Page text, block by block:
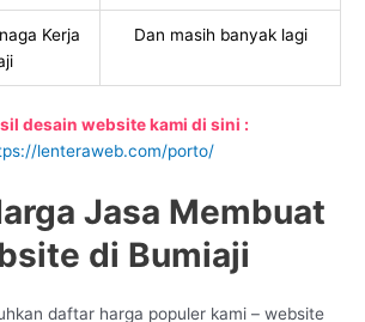
Kerja
Dan masih banyak lagi
desain website kami di sini :
lenteraweb.com/porto/
Jasa Membuat
di Bumiaji
daftar harga populer kami – website